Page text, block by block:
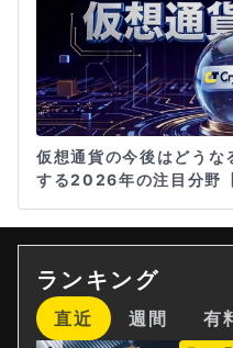
仮想通貨の今後はどう
する2026年の注目分野
ランキング
直近 週間 有